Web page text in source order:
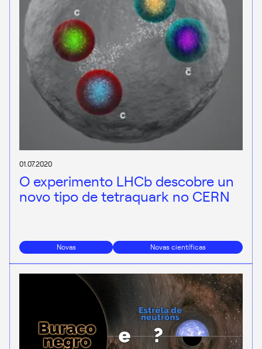
01.07.2020
O experimento LHCb descobre un
novo tipo de tetraquark no CERN
Novas Novas científicas